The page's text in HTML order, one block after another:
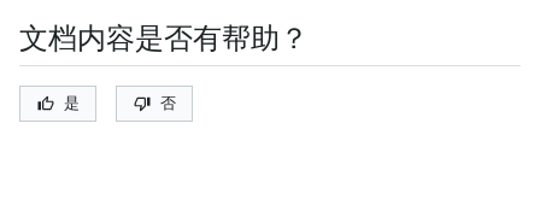
文档内容是否有帮助？
是 否